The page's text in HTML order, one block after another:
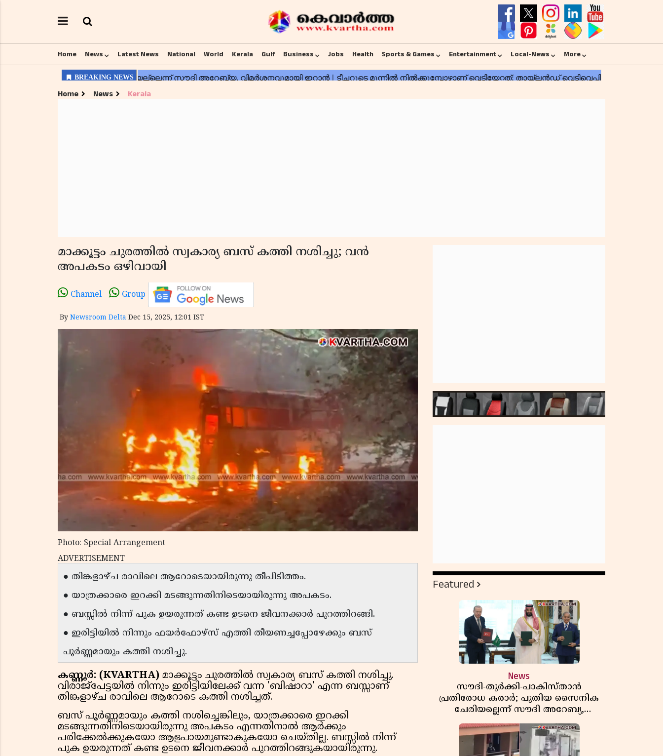
Home News Latest News National World Kerala Gulf Business Jobs Health Sports & Games Entertainment Local-News More
Home News Kerala
മാക്കൂട്ടം ചുരത്തിൽ സ്വകാര്യ ബസ് കത്തി നശിച്ചു; വൻ
അപകടം ഒഴിവായി
Channel Group
By Newsroom Delta Dec 15, 2025, 12:01 IST
Photo: Special Arrangement
ADVERTISEMENT
● തിങ്കളാഴ്ച രാവിലെ ആറോടെയായിരുന്നു തീപിടിത്തം.
● യാത്രക്കാരെ ഇറക്കി മടങ്ങുന്നതിനിടെയായിരുന്നു അപകടം.
● ബസ്സിൽ നിന്ന് പുക ഉയരുന്നത് കണ്ട ഉടനെ ജീവനക്കാർ പുറത്തിറങ്ങി.
● ഇരിട്ടിയിൽ നിന്നും ഫയർഫോഴ്സ് എത്തി തീയണച്ചപ്പോഴേക്കും ബസ്
പൂർണ്ണമായും കത്തി നശിച്ചു.
കണ്ണൂർ: (KVARTHA) മാക്കൂട്ടം ചുരത്തിൽ സ്വകാര്യ ബസ് കത്തി നശിച്ചു.
വിരാജ്പേട്ടയിൽ നിന്നും ഇരിട്ടിയിലേക്ക് വന്ന 'ബിഷാറാ' എന്ന ബസ്സാണ്
തിങ്കളാഴ്ച രാവിലെ ആറോടെ കത്തി നശിച്ചത്.
ബസ് പൂർണ്ണമായും കത്തി നശിച്ചെങ്കിലും, യാത്രക്കാരെ ഇറക്കി
മടങ്ങുന്നതിനിടെയായിരുന്നു അപകടം എന്നതിനാൽ ആർക്കും
പരിക്കേൽക്കുകയോ ആളപായമുണ്ടാകുകയോ ചെയ്തില്ല. ബസ്സിൽ നിന്ന്
പുക ഉയരുന്നത് കണ്ട ഉടനെ ജീവനക്കാർ പുറത്തിറങ്ങുകയായിരുന്നു.
Featured
News
സൗദി-തുർക്കി-പാകിസ്താൻ
പ്രതിരോധ കരാർ; പുതിയ സൈനിക
ചേരിയല്ലെന്ന് സൗദി അറേബ്യ,
വിമർശനവുമായി ഇറാൻ